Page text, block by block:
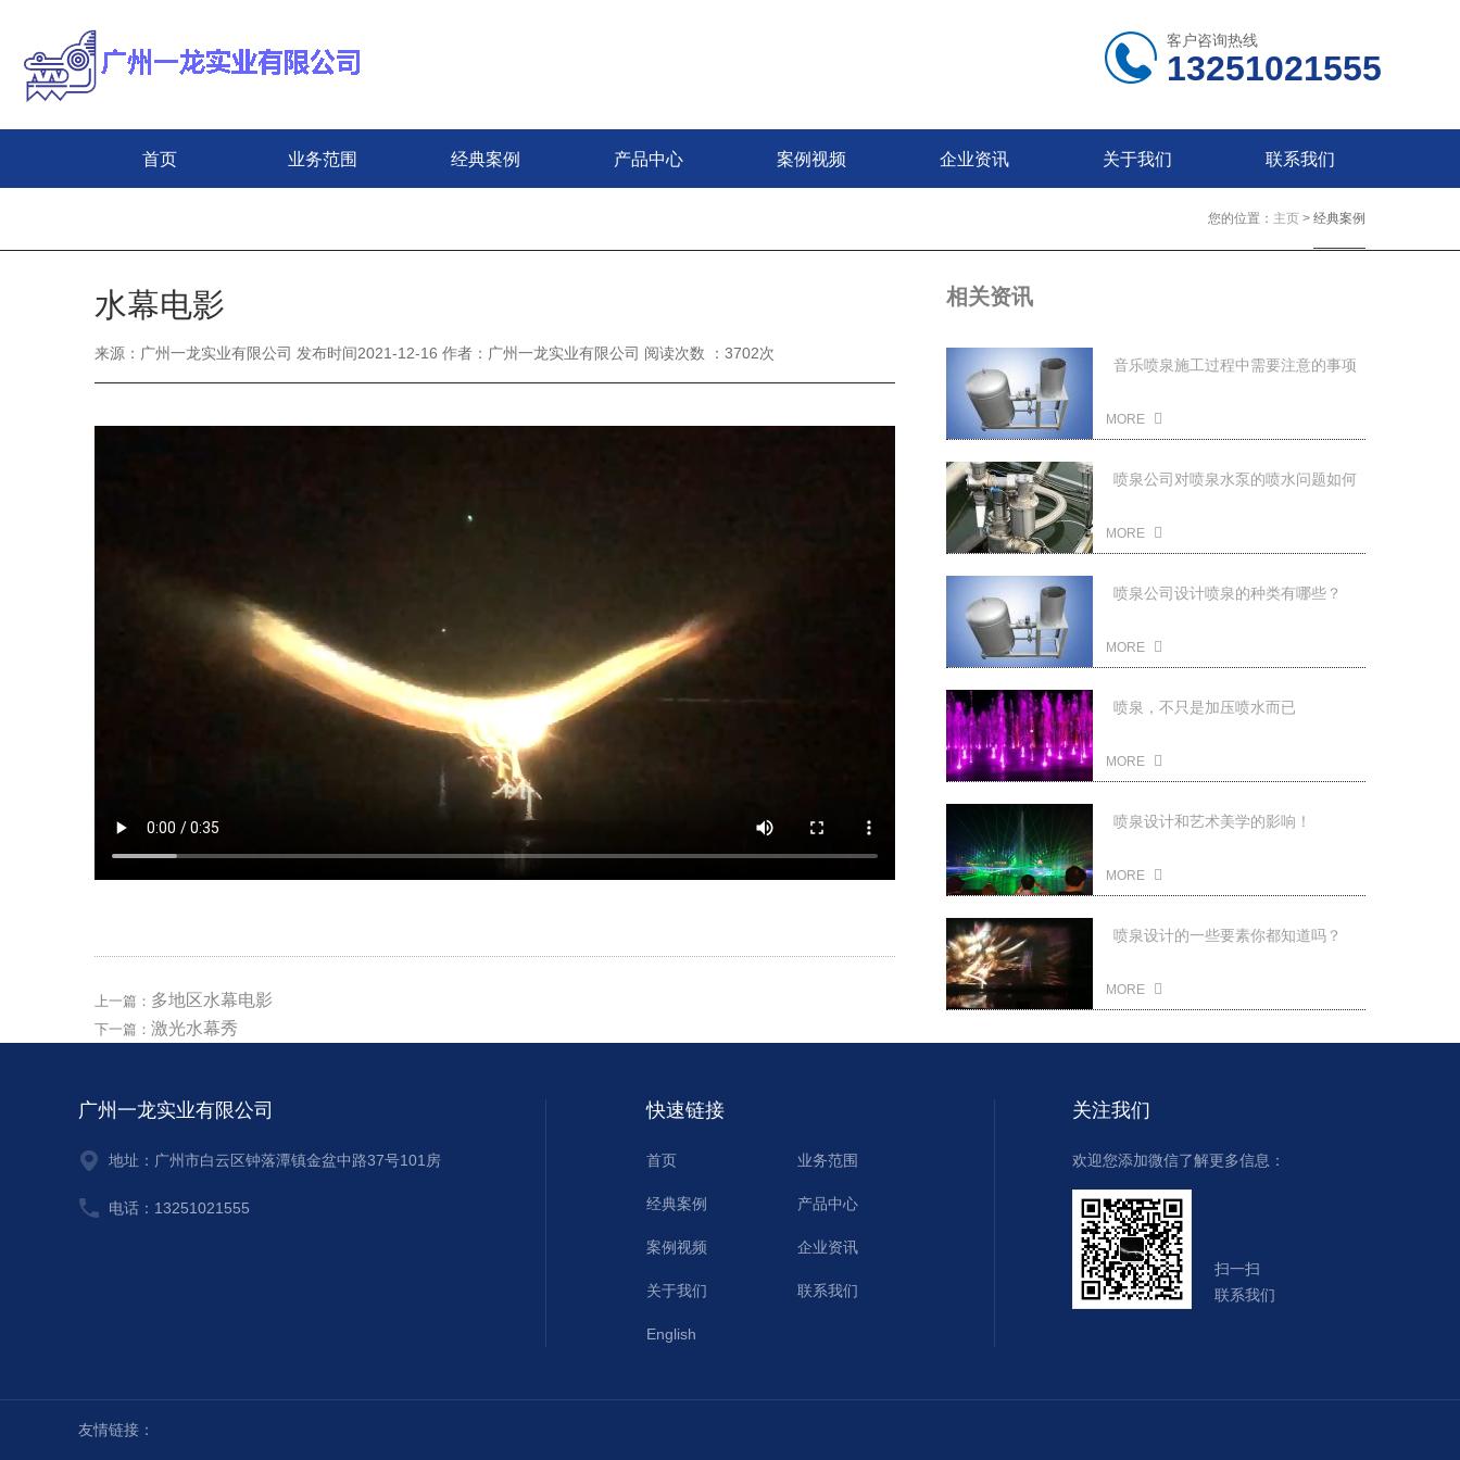
客户咨询热线
13251021555
首页 业务范围 经典案例 产品中心 案例视频 企业资讯 关于我们 联系我们
您的位置： 主页 > 经典案例
水幕电影
来源：广州一龙实业有限公司 发布时间2021-12-16 作者：广州一龙实业有限公司 阅读次数 ：3702次
上一篇： 多地区水幕电影
下一篇： 激光水幕秀
相关资讯
音乐喷泉施工过程中需要注意的事项
MORE
喷泉公司对喷泉水泵的喷水问题如何
MORE
喷泉公司设计喷泉的种类有哪些？
MORE
喷泉，不只是加压喷水而已
MORE
喷泉设计和艺术美学的影响！
MORE
喷泉设计的一些要素你都知道吗？
MORE
广州一龙实业有限公司
地址：广州市白云区钟落潭镇金盆中路37号101房
电话：13251021555
快速链接
首页 业务范围
经典案例 产品中心
案例视频 企业资讯
关于我们 联系我们
English
关注我们
欢迎您添加微信了解更多信息：
扫一扫
联系我们
友情链接：